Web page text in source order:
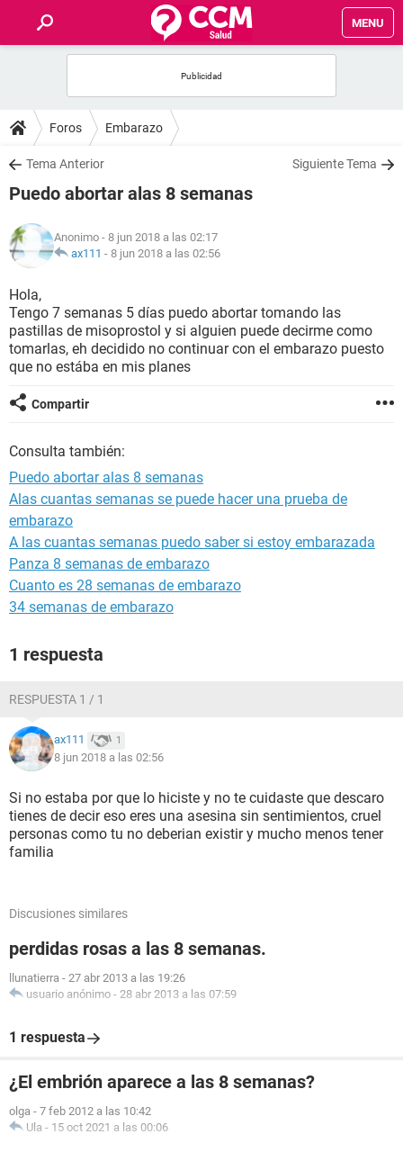
MENU
FOROS
SALUD
NUTRICIÓN
BIENESTAR
SEXUALIDAD
GLOSARIO
Foros Embarazo
Tema Anterior Siguiente Tema
Puedo abortar alas 8 semanas
Anonimo - 8 jun 2018 a las 02:17
ax111 - 8 jun 2018 a las 02:56
Hola,
Tengo 7 semanas 5 días puedo abortar tomando las
pastillas de misoprostol y si alguien puede decirme como
tomarlas, eh decidido no continuar con el embarazo puesto
que no estába en mis planes
Compartir
Consulta también:
Puedo abortar alas 8 semanas
Alas cuantas semanas se puede hacer una prueba de
embarazo
A las cuantas semanas puedo saber si estoy embarazada
Panza 8 semanas de embarazo
Cuanto es 28 semanas de embarazo
34 semanas de embarazo
1 respuesta
RESPUESTA 1 / 1
ax111 1
8 jun 2018 a las 02:56
Si no estaba por que lo hiciste y no te cuidaste que descaro
tienes de decir eso eres una asesina sin sentimientos, cruel
personas como tu no deberian existir y mucho menos tener
familia
Discusiones similares
perdidas rosas a las 8 semanas.
llunatierra - 27 abr 2013 a las 19:26
usuario anónimo - 28 abr 2013 a las 07:59
1 respuesta
¿El embrión aparece a las 8 semanas?
olga - 7 feb 2012 a las 10:42
Ula - 15 oct 2021 a las 00:06